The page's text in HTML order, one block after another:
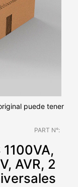
puede tener
PART N°:
AVR, 2